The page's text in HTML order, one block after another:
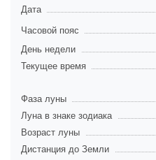
Дата
Часовой пояс
День недели
Текущее время
Фаза луны
Луна в знаке зодиака
Возраст луны
Дистанция до Земли